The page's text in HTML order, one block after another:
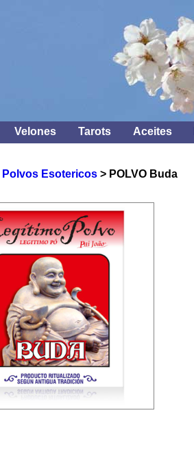
Velones Tarots Aceites
Polvos Esotericos > POLVO Buda